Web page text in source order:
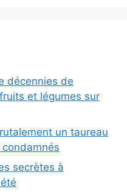
décennies de
et légumes sur
un taureau
secrètes à